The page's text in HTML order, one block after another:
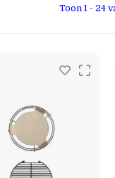
Toon 1 - 24